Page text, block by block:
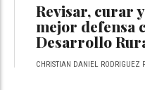
Revisar, curar
mejor defensa
Desarrollo
CHRISTIAN DANIEL RODRIGUEZ